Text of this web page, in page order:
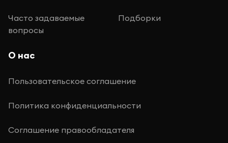
Часто задаваемые
вопросы
Подборки
О нас
Пользовательское соглашение
Политика конфиденциальности
Соглашение правообладателя